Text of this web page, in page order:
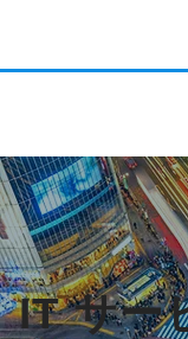
IT サー